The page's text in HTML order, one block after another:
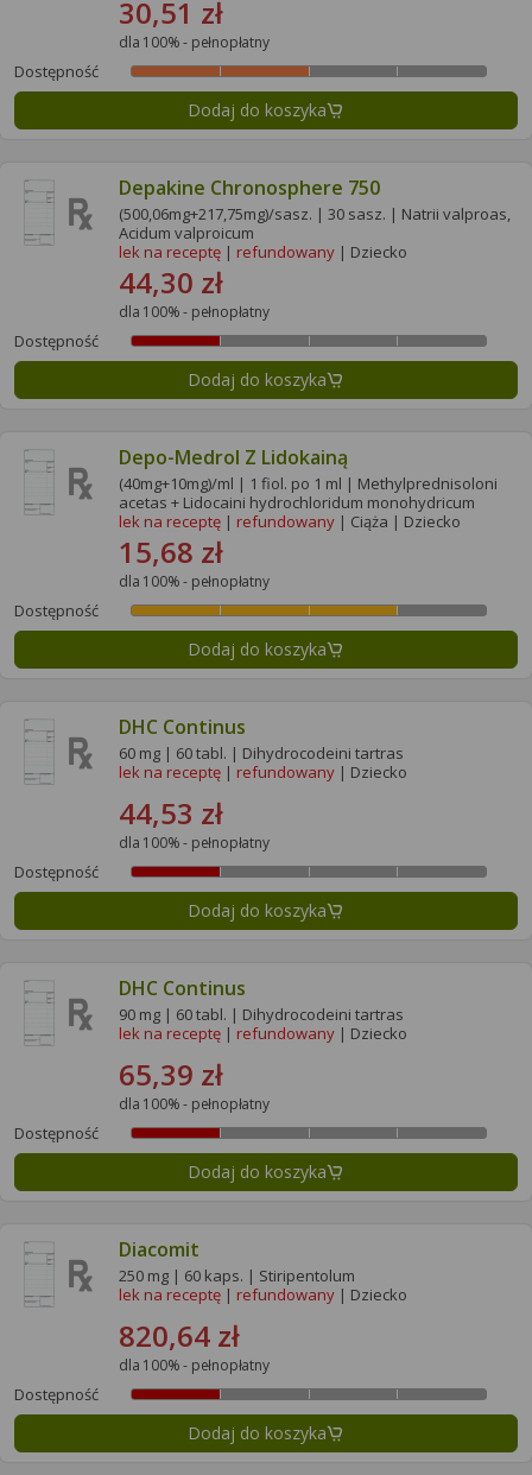
30,51 zł
dla 100% - pełnopłatny
Dostępność
Dodaj do koszyka
Depakine Chronosphere 750
(500,06mg+217,75mg)/sasz. | 30 sasz. | Natrii valproas,
Acidum valproicum
lek na receptę | refundowany | Dziecko
44,30 zł
dla 100% - pełnopłatny
Dostępność
Dodaj do koszyka
Depo-Medrol Z Lidokainą
(40mg+10mg)/ml | 1 fiol. po 1 ml | Methylprednisoloni
acetas + Lidocaini hydrochloridum monohydricum
lek na receptę | refundowany | Ciąża | Dziecko
15,68 zł
dla 100% - pełnopłatny
Dostępność
Dodaj do koszyka
DHC Continus
60 mg | 60 tabl. | Dihydrocodeini tartras
lek na receptę | refundowany | Dziecko
44,53 zł
dla 100% - pełnopłatny
Dostępność
Dodaj do koszyka
DHC Continus
90 mg | 60 tabl. | Dihydrocodeini tartras
lek na receptę | refundowany | Dziecko
65,39 zł
dla 100% - pełnopłatny
Dostępność
Dodaj do koszyka
Diacomit
250 mg | 60 kaps. | Stiripentolum
lek na receptę | refundowany | Dziecko
820,64 zł
dla 100% - pełnopłatny
Dostępność
Dodaj do koszyka